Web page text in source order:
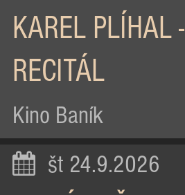
KAREL PLÍHAL -
RECITÁL
Kino Baník
št 24.9.2026